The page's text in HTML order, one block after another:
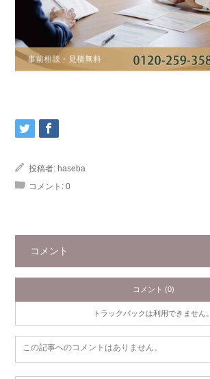
投稿者: haseba
コメント: 0
コメント
コメント (0)
トラックバックは利用できません。
この記事へのコメントはありません。